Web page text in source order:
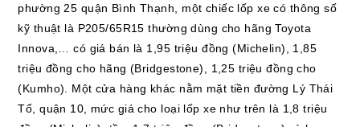
phường 25 quận Bình Thạnh, một chiếc lốp xe có thông số
kỹ thuật là P205/65R15 thường dùng cho hãng Toyota
Innova,… có giá bán là 1,95 triệu đồng (Michelin), 1,85
triệu đồng cho hãng (Bridgestone), 1,25 triệu đồng cho
(Kumho). Một cửa hàng khác nằm mặt tiền đường Lý Thái
Tổ, quận 10, mức giá cho loại lốp xe như trên là 1,8 triệu